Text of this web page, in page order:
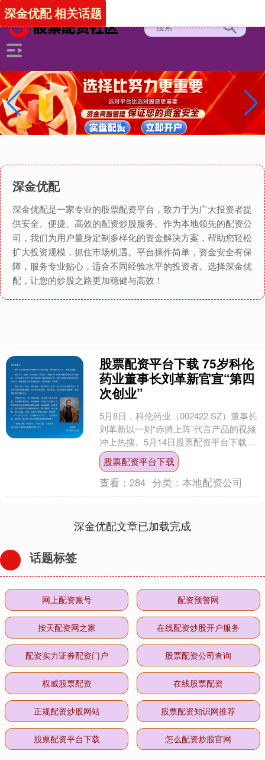
深金优配
深金优配是一家专业的股票配资平台，致力于为广大投资者提
供安全、便捷、高效的配资炒股服务。作为本地领先的配资公
司，我们为用户量身定制多样化的资金解决方案，帮助您轻松
扩大投资规模，抓住市场机遇。平台操作简单，资金安全有保
障，服务专业贴心，适合不同经验水平的投资者。选择深金优
配，让您的炒股之路更加稳健与高效！
深金优配 相关话题
股票配资平台下载 75岁科伦
药业董事长刘革新官宣“第四
次创业”
5月8日，科伦药业（002422.SZ）董事长
刘革新以一则“赤膊上阵”代言产品的视频
冲上热搜。5月14日股票配资平台下载，
刘革新通过公开信正式回应，宣布将抗
衰老....
股票配资平台下载
查看：284 分类：本地配资公司
深金优配文章已加载完成
话题标签
网上配资账号 配资预警网
按天配资网之家 在线配资炒股开户服务
配资实力证券配资门户 股票配资公司查询
权威股票配资 在线股票配资
正规配资炒股网站 股票配资知识网推荐
股票配资平台下载 怎么配资炒股官网